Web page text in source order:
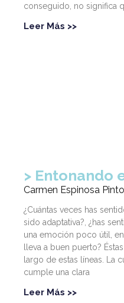
conseguido, no significa
Leer Más >>
Entonando
Carmen Espinosa
¿Cuántas veces has
sido adaptativa?, ¿has
una emoción poco útil,
lleva a buen puerto?
largo de estas líneas. La
cumple una clara
Leer Más >>